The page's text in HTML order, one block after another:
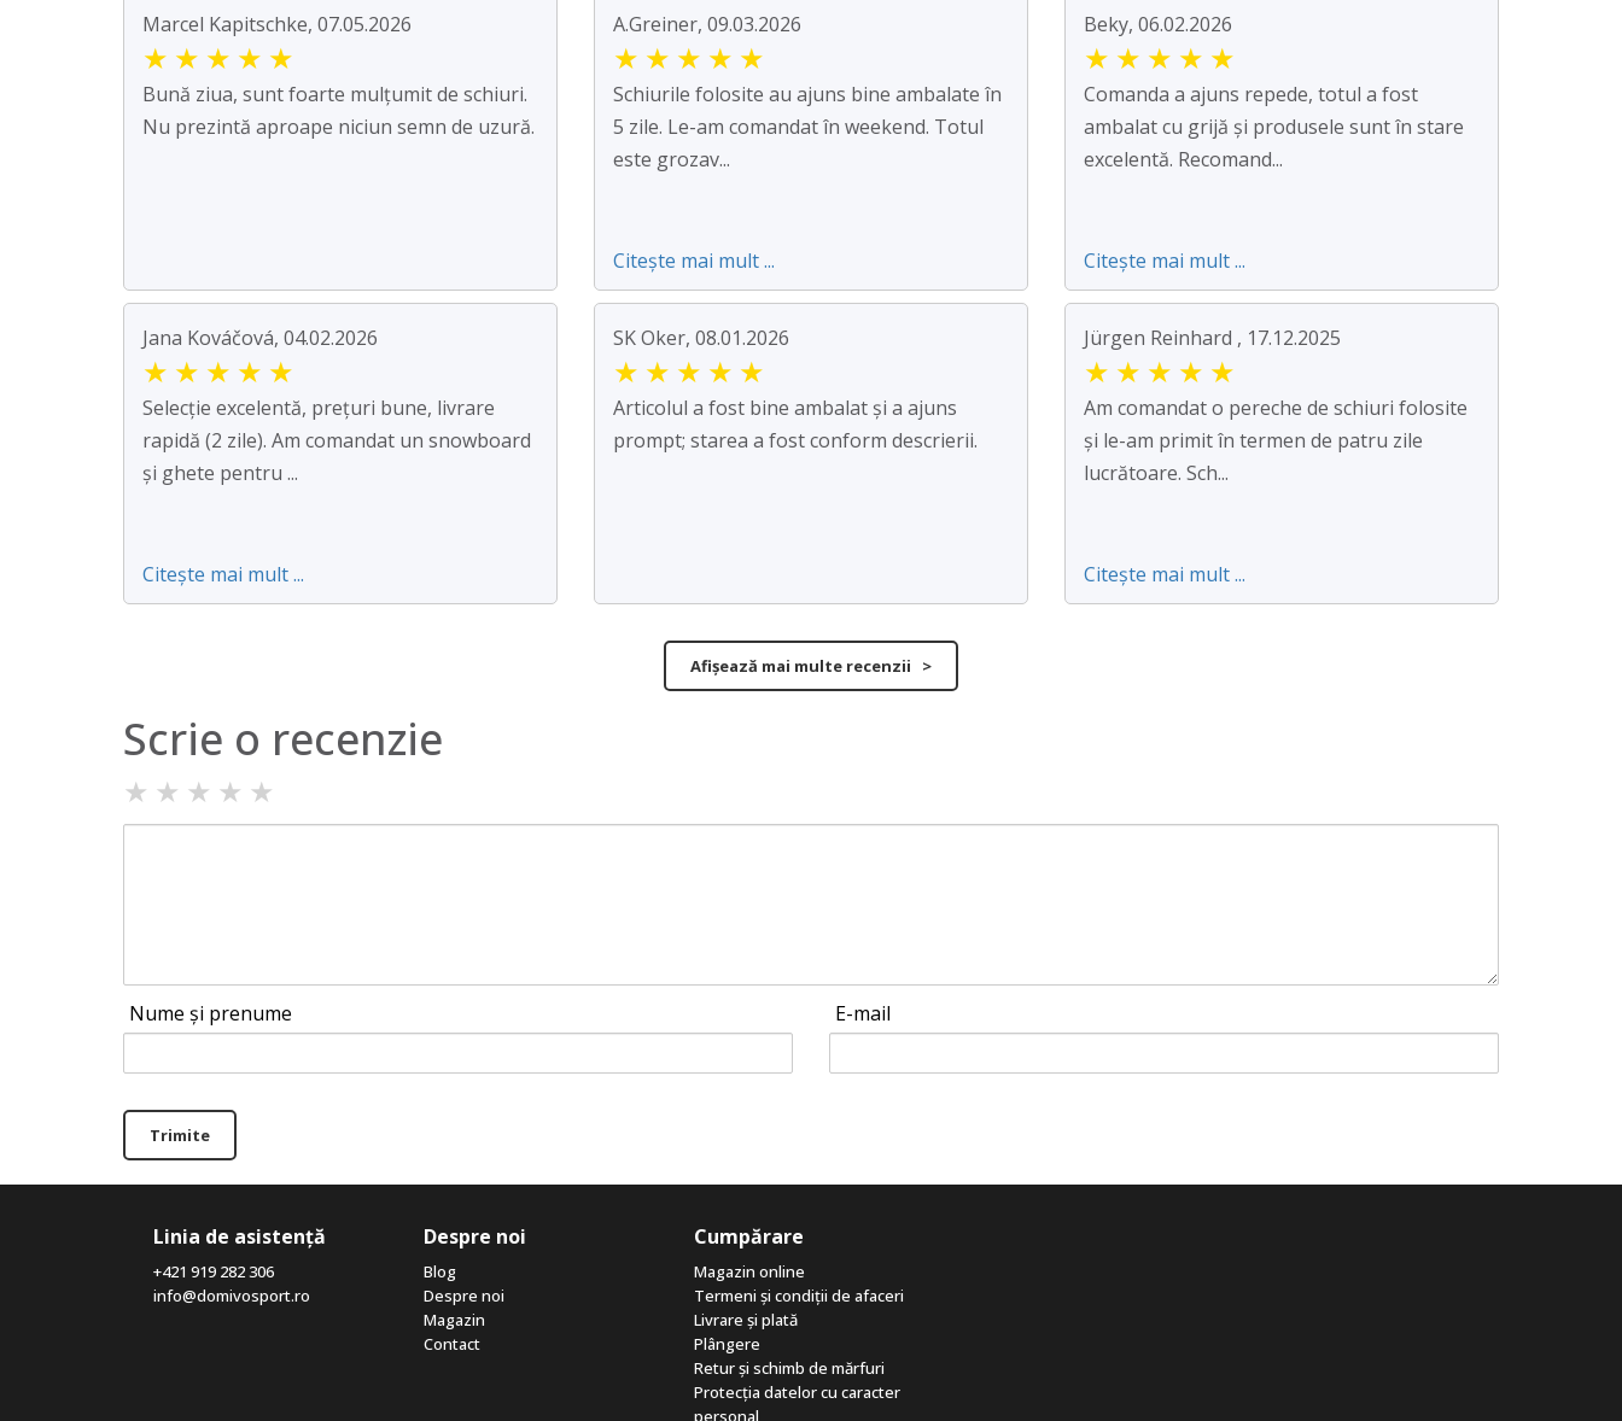
Marcel Kapitschke, 07.05.2026
★ ★ ★ ★ ★
Bună ziua, sunt foarte mulțumit de schiuri.
Nu prezintă aproape niciun semn de uzură.
A.Greiner, 09.03.2026
★ ★ ★ ★ ★
Schiurile folosite au ajuns bine ambalate în
5 zile. Le-am comandat în weekend. Totul
este grozav...
Citește mai mult ...
Beky, 06.02.2026
★ ★ ★ ★ ★
Comanda a ajuns repede, totul a fost
ambalat cu grijă și produsele sunt în stare
excelentă. Recomand...
Citește mai mult ...
Jana Kováčová, 04.02.2026
★ ★ ★ ★ ★
Selecție excelentă, prețuri bune, livrare
rapidă (2 zile). Am comandat un snowboard
și ghete pentru ...
Citește mai mult ...
SK Oker, 08.01.2026
★ ★ ★ ★ ★
Articolul a fost bine ambalat și a ajuns
prompt; starea a fost conform descrierii.
Jürgen Reinhard , 17.12.2025
★ ★ ★ ★ ★
Am comandat o pereche de schiuri folosite
și le-am primit în termen de patru zile
lucrătoare. Sch...
Citește mai mult ...
Afișează mai multe recenzii >
Scrie o recenzie
★ ★ ★ ★ ★
Nume și prenume E-mail
Trimite
Linia de asistență
+421 919 282 306
info@domivosport.ro
Despre noi
Blog
Despre noi
Magazin
Contact
Cumpărare
Magazin online
Termeni și condiții de afaceri
Livrare și plată
Plângere
Retur și schimb de mărfuri
Protecția datelor cu caracter
personal